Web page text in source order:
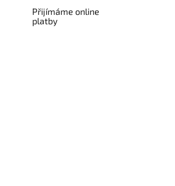
Přijímáme online
platby